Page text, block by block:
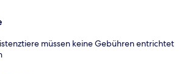
müssen keine Gebühren entrichtet